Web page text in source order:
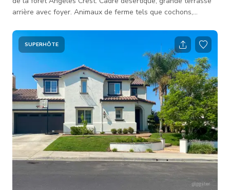
arrière avec foyer. Animaux de ferme tels que cochons,
stationnement.
SUPERHÔTE